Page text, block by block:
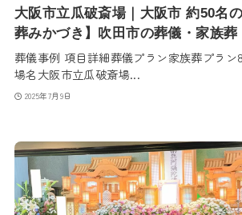
大阪市立瓜破斎場｜大阪市 約50名
葬みかづき】吹田市の葬儀・家族葬
葬儀事例 項目詳細葬儀プラン家族葬プラ
場名大阪市立瓜破斎場...
2025年7月9日